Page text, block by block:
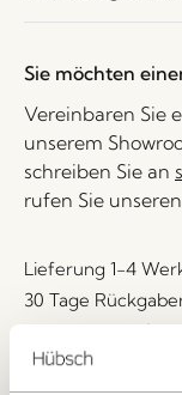
Sie möchten
Vereinbaren Sie
unserem
schreiben Sie an
rufen Sie
Lieferung 1-4
30 Tage
Kostenlose